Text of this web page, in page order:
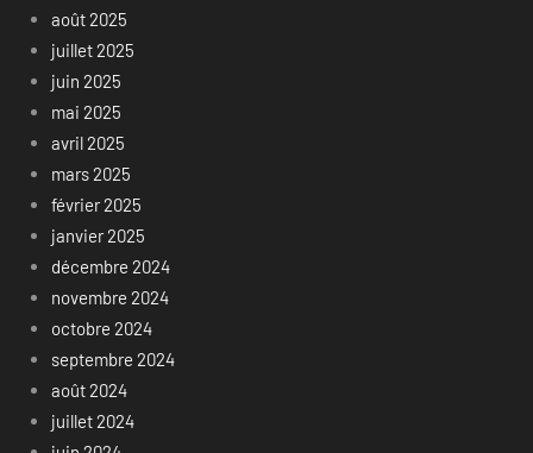
août 2025
juillet 2025
juin 2025
mai 2025
avril 2025
mars 2025
février 2025
janvier 2025
décembre 2024
novembre 2024
octobre 2024
septembre 2024
août 2024
juillet 2024